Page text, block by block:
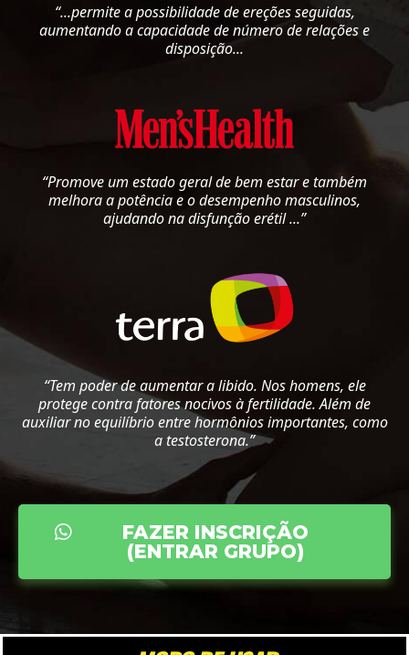
“...permite a possibilidade de ereções seguidas,
aumentando a capacidade de número de relações e
disposição...
“Promove um estado geral de bem estar e também
melhora a potência e o desempenho masculinos,
ajudando na disfunção erétil ...”
“Tem poder de aumentar a libido. Nos homens, ele
protege contra fatores nocivos à fertilidade. Além de
auxiliar no equilíbrio entre hormônios importantes, como
a testosterona.”
FAZER INSCRIÇÃO
(ENTRAR GRUPO)